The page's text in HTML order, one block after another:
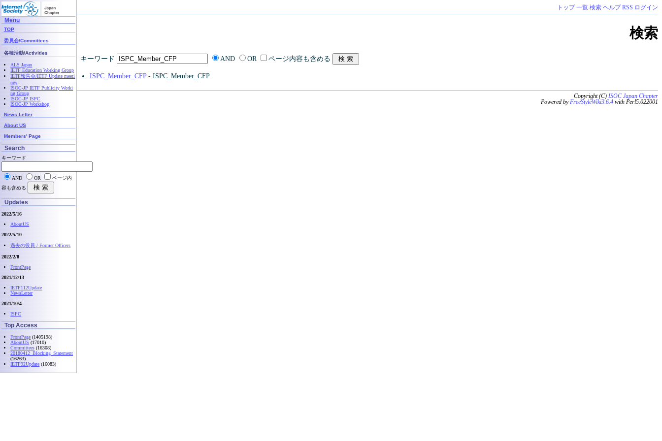
トップ 一覧 検索 ヘルプ RSS ログイン
検索
キーワード AND OR ページ内容も含める
ISPC_Member_CFP- ISPC_Member_CFP
Menu
TOP
委員会/Committees
各種活動/Activities
ALS Japan
IETF Education Working Group
IETF報告会/IETF Update meeti
ngs
ISOC-JP IETF Publicity Worki
ng Group
ISOC-JP ISPC
ISOC-JP Workshop
News Letter
About US
Members' Page
Search
キーワード
AND OR
ページ内
容も含める
Updates
2022/5/16
AboutUS
2022/5/10
過去の役員 / Former Officers
2022/2/8
FrontPage
2021/12/13
IETF112Update
NewsLetter
2021/10/4
ISPC
Top Access
FrontPage (1405198)
AboutUS (17010)
Committees (16308)
20180412_Blocking_Statement
(16263)
IETF92Update (16083)
Copyright (C) ISOC Japan Chapter
Powered by FreeStyleWiki3.6.4 with Perl5.022001